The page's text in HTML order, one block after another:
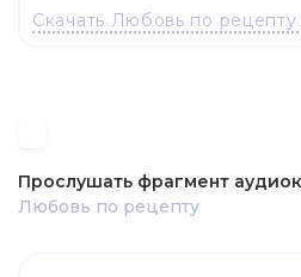
Скачать Любовь по рецепту
Прослушать фрагмент
Любовь по рецепту